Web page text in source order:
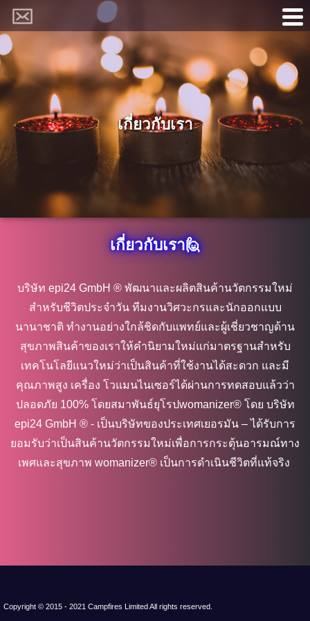
เกี่ยวกับเรา
เกี่ยวกับเรา🙋
บริษัท epi24 GmbH ® พัฒนาและผลิตสินค้านวัตกรรมใหม่
สำหรับชีวิตประจำวัน ทีมงานวิศวะกรและนักออกแบบ
นานาชาติ ทำงานอย่างใกล้ชิดกับแพทย์และผู้เชี่ยวชาญด้าน
สุขภาพสินค้าของเราให้คำนิยามใหม่แก่มาตรฐานสำหรับ
เทคโนโลยีแนวใหม่ว่าเป็นสินค้าที่ใช้งานได้สะดวก และมี
คุณภาพสูง เครื่อง โวแมนไนเซอร์ได้ผ่านการทดสอบแล้วว่า
ปลอดภัย 100% โดยสมาพันธ์ยุโรปwomanizer® โดย บริษัท
epi24 GmbH ® - เป็นบริษัทของประเทศเยอรมัน – ได้รับการ
ยอมรับว่าเป็นสินค้านวัตกรรมใหม่เพื่อการกระตุ้นอารมณ์ทาง
เพศและสุขภาพ womanizer® เป็นการดำเนินชีวิตที่แท้จริง
Copyright © 2015 - 2021 Campfires Limited All rights reserved.